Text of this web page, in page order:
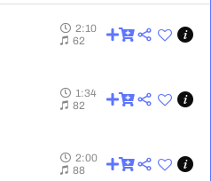
2:10
2:10
62
1:34
1:34
82
2:00
2:00
88